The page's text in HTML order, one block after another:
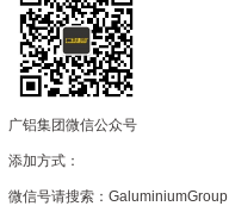
广铝集团微信公众号
添加方式：
微信号请搜索：GaluminiumGroup